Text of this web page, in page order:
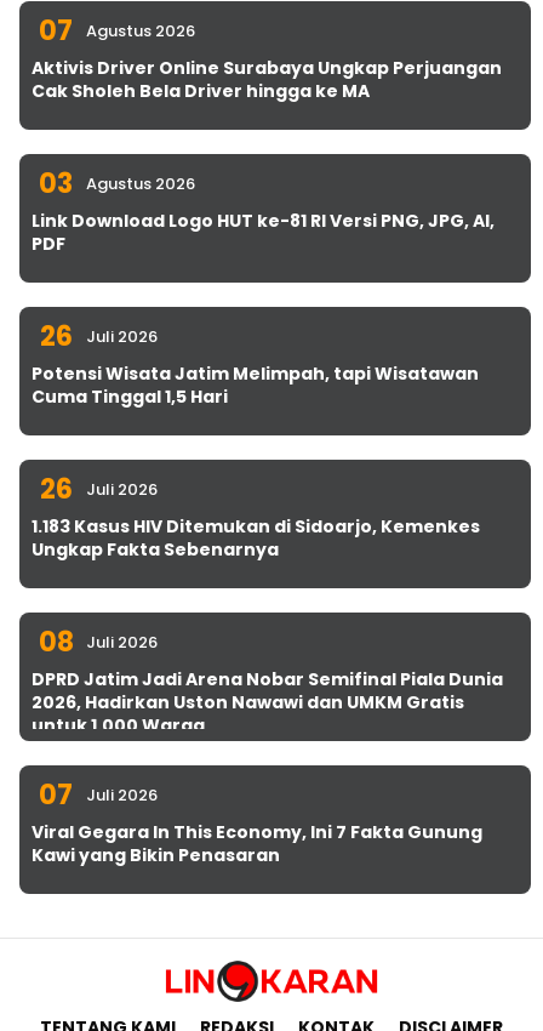
07 Agustus 2026
Aktivis Driver Online Surabaya Ungkap Perjuangan
Cak Sholeh Bela Driver hingga ke MA
03 Agustus 2026
Link Download Logo HUT ke-81 RI Versi PNG, JPG, AI,
PDF
26 Juli 2026
Potensi Wisata Jatim Melimpah, tapi Wisatawan
Cuma Tinggal 1,5 Hari
26 Juli 2026
1.183 Kasus HIV Ditemukan di Sidoarjo, Kemenkes
Ungkap Fakta Sebenarnya
08 Juli 2026
DPRD Jatim Jadi Arena Nobar Semifinal Piala Dunia
2026, Hadirkan Uston Nawawi dan UMKM Gratis
untuk 1.000 Warga
07 Juli 2026
Viral Gegara In This Economy, Ini 7 Fakta Gunung
Kawi yang Bikin Penasaran